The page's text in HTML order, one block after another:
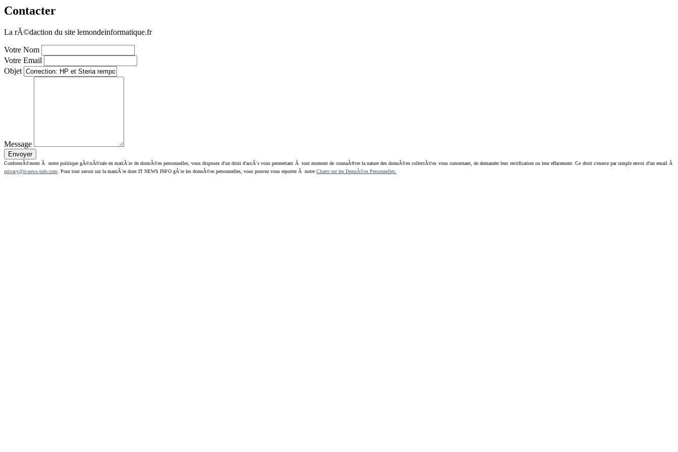
Contacter
La rÃ©daction du site lemondeinformatique.fr
Votre Nom
Votre Email
Objet
Message
ConformÃ©ment Ã notre politique gÃ©nÃ©rale en matiÃ¨re de donnÃ©es personnelles, vous disposez d'un droit d'accÃ¨s vous permettant Ã tout moment de connaÃ®tre la nature des donnÃ©es collectÃ©es vous concernant, de demander leur rectification ou leur effacement. Ce droit s'exerce par simple envoi d'un email Ã
privacy@it-news-info.com . Pour tout savoir sur la maniÃ¨re dont IT NEWS INFO gÃ¨re les donnÃ©es personnelles, vous pouvez vous reporter Ã notre Charte sur les DonnÃ©es Personnelles.